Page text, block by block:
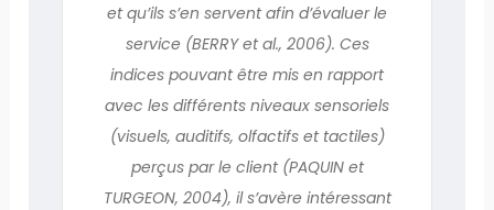
et qu’ils s’en servent afin d’évaluer le
service (BERRY et al., 2006). Ces
indices pouvant être mis en rapport
avec les différents niveaux sensoriels
(visuels, auditifs, olfactifs et tactiles)
perçus par le client (PAQUIN et
TURGEON, 2004), il s’avère intéressant